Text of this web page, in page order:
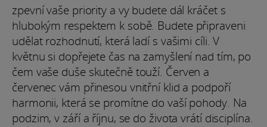
zpevní vaše priority a vy budete dál kráčet s
hlubokým respektem k sobě. Budete připraveni
udělat rozhodnutí, která ladí s vašimi cíli. V
květnu si dopřejete čas na zamyšlení nad tím, po
čem vaše duše skutečně touží. Červen a
červenec vám přinesou vnitřní klid a podpoří
harmonii, která se promítne do vaší pohody. Na
podzim, v září a říjnu, se do života vrátí disciplína.